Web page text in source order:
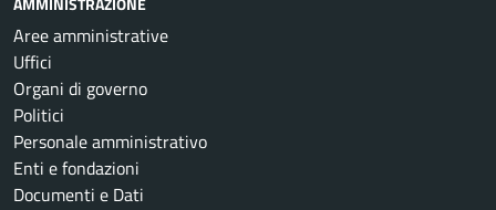
Aree amministrative
Uffici
Organi di governo
Politici
Personale amministrativo
Enti e fondazioni
Documenti e Dati